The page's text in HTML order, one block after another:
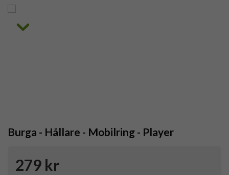
Burga - Hållare - Mobilring - Player
279 kr